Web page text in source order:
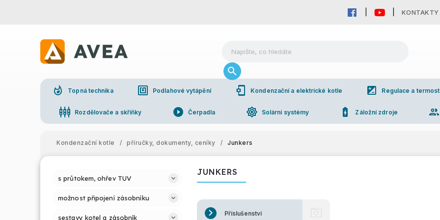
KONTAKTY
whatshot Topná technika nfc Podlahové vytápění phonelink_setup Kondenzační a elektrické kotle iso Regulace a
settings_input_component Rozdělovače a skříňky play_circle_filled Čerpadla brightness_high Solární systémy battery_charging_full Záložní zdroje group
Kondenzační kotle / příručky, dokumenty, ceníky / Junkers
s průtokem, ohřev TUV
možnost připojení zásobníku
sestavy kotel a zásobník
JUNKERS
Příslušenství